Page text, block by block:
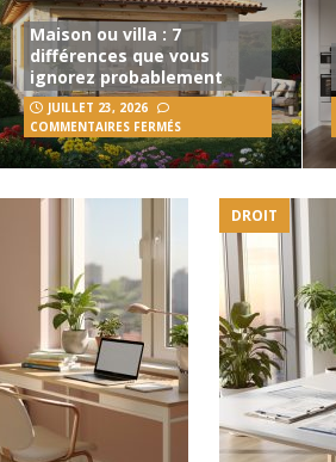
Maison ou villa : 7
différences que vous
ignorez probablement
JUILLET 23, 2026
COMMENTAIRES FERMÉS
DROIT